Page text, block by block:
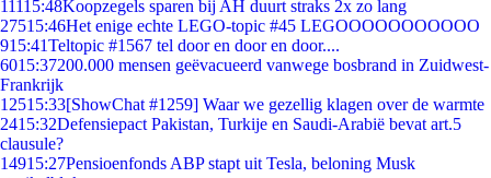
11115:48Koopzegels sparen bij AH duurt straks 2x zo lang
27515:46Het enige echte LEGO-topic #45 LEGOOOOOOOOOOO
915:41Teltopic #1567 tel door en door en door....
6015:37200.000 mensen geëvacueerd vanwege bosbrand in Zuidwest-
Frankrijk
12515:33[ShowChat #1259] Waar we gezellig klagen over de warmte
2415:32Defensiepact Pakistan, Turkije en Saudi-Arabië bevat art.5
clausule?
14915:27Pensioenfonds ABP stapt uit Tesla, beloning Musk